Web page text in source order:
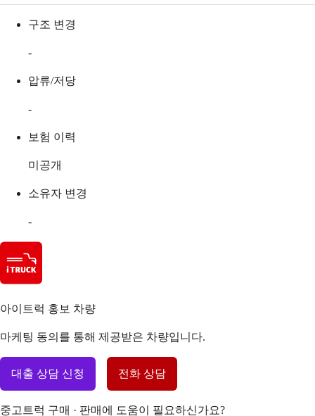
구조 변경
-
압류/저당
-
보험 이력
미공개
소유자 변경
-
아이트럭 홍보 차량
마케팅 동의를 통해 제공받은 차량입니다.
대출 상담 신청 전화 상담
중고트럭 구매 · 판매에 도움이 필요하신가요?